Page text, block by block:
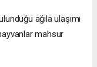
ağıla ulaşımı
mahsur